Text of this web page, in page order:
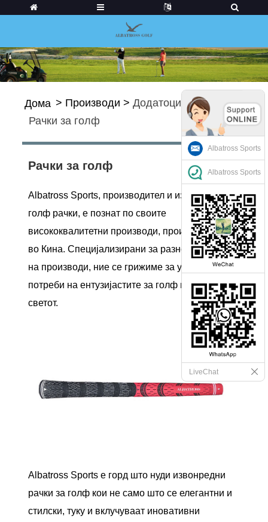
Дома > Производи >Додатоци за голф
>
Рачки за голф
Рачки за голф
Albatross Sports, производител и извозник на
голф рачки, е познат по своите
висококвалитетни производи, произведени
во Кина. Специјализирани за разновидност
на производи, ние се грижиме за уникатните
потреби на ентузијастите за голф ширум
светот.
Albatross Sports е горд што нуди извонредни
рачки за голф кои не само што се елегантни и
стилски, туку и вклучуваат иновативни
Albatross Sports
Albatross Sports
LiveChat